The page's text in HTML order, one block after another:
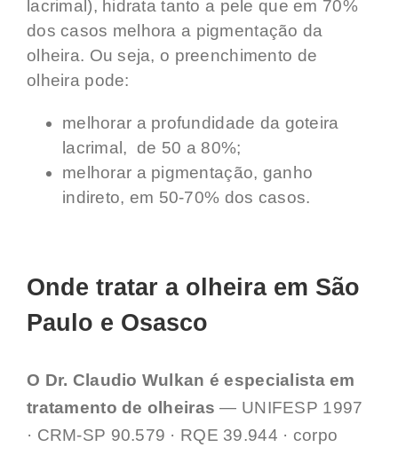
lacrimal), hidrata tanto a pele que em 70%
dos casos melhora a pigmentação da
olheira. Ou seja, o preenchimento de
olheira pode:
melhorar a profundidade da goteira
lacrimal, de 50 a 80%;
melhorar a pigmentação, ganho
indireto, em 50-70% dos casos.
Onde tratar a olheira em São
Paulo e Osasco
O Dr. Claudio Wulkan é especialista em
tratamento de olheiras — UNIFESP 1997
· CRM-SP 90.579 · RQE 39.944 · corpo